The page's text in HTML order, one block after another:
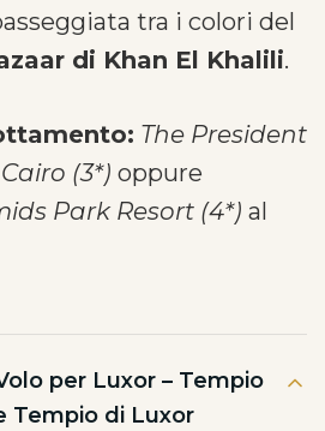
tra i colori del
di Khan El Khalili.
The President
(3*) oppure
Park Resort (4*) al
per Luxor – Tempio
Tempio di Luxor